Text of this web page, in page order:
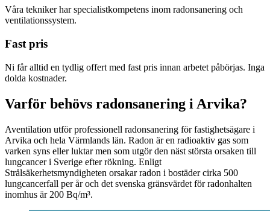
Våra tekniker har specialistkompetens inom radonsanering och
ventilationssystem.
Fast pris
Ni får alltid en tydlig offert med fast pris innan arbetet påbörjas. Inga
dolda kostnader.
Varför behövs radonsanering i Arvika?
Aventilation utför professionell radonsanering för fastighetsägare i
Arvika och hela Värmlands län. Radon är en radioaktiv gas som
varken syns eller luktar men som utgör den näst största orsaken till
lungcancer i Sverige efter rökning. Enligt
Strålsäkerhetsmyndigheten orsakar radon i bostäder cirka 500
lungcancerfall per år och det svenska gränsvärdet för radonhalten
inomhus är 200 Bq/m³.